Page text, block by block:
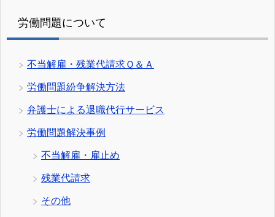
労働問題について
不当解雇・残業代請求Ｑ＆Ａ
労働問題紛争解決方法
弁護士による退職代行サービス
労働問題解決事例
不当解雇・雇止め
残業代請求
その他